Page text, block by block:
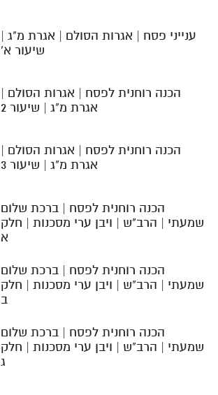
ענייני פסח | אגרות הסולם | אגרת מ"ג |
שיעור א'
הכנה רוחנית לפסח | אגרות הסולם |
אגרת מ"ג | שיעור 2
הכנה רוחנית לפסח | אגרות הסולם |
אגרת מ"ג | שיעור 3
הכנה רוחנית לפסח | ברכת שלום
שמעתי | הרב"ש | ויבן ערי מסכנות | חלק
א
הכנה רוחנית לפסח | ברכת שלום
שמעתי | הרב"ש | ויבן ערי מסכנות | חלק
ב
הכנה רוחנית לפסח | ברכת שלום
שמעתי | הרב"ש | ויבן ערי מסכנות | חלק
ג